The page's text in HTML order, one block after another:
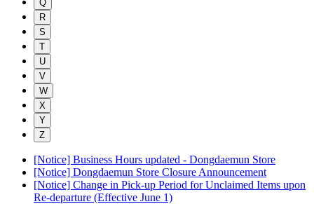
Q
R
S
T
U
V
W
X
Y
Z
[Notice] Business Hours updated - Dongdaemun Store
[Notice] Dongdaemun Store Closure Announcement
[Notice] Change in Pick-up Period for Unclaimed Items upon
Re-departure (Effective June 1)